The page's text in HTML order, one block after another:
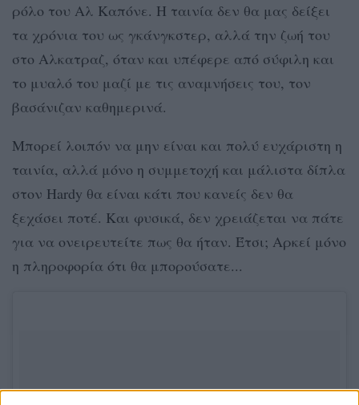
ρόλο του Αλ Καπόνε. Η ταινία δεν θα μας δείξει
τα χρόνια του ως γκάνγκστερ, αλλά την ζωή του
στο Αλκατραζ, όταν και υπέφερε από σύφιλη και
το μυαλό του μαζί με τις αναμνήσεις του, τον
βασάνιζαν καθημερινά.
Μπορεί λοιπόν να μην είναι και πολύ ευχάριστη η
ταινία, αλλά μόνο η συμμετοχή και μάλιστα δίπλα
στον Hardy θα είναι κάτι που κανείς δεν θα
ξεχάσει ποτέ. Και φυσικά, δεν χρειάζεται να πάτε
για να ονειρευτείτε πως θα ήταν. Έτσι; Αρκεί μόνο
η πληροφορία ότι θα μπορούσατε...